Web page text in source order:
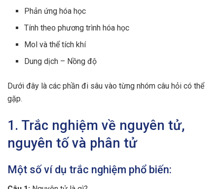
Phản ứng hóa học
Tính theo phương trình hóa học
Mol và thể tích khí
Dung dịch – Nồng độ
Dưới đây là các phần đi sâu vào từng nhóm câu hỏi có thể
gặp.
1. Trắc nghiệm về nguyên tử,
nguyên tố và phân tử
Một số ví dụ trắc nghiệm phổ biến: